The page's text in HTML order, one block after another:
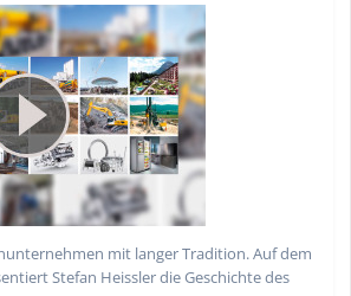
mit langer Tradition. Auf dem
Stefan Heissler die Geschichte des